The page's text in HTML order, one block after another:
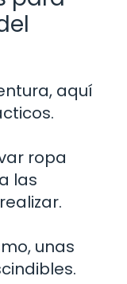
aquí
ropa
las
unas